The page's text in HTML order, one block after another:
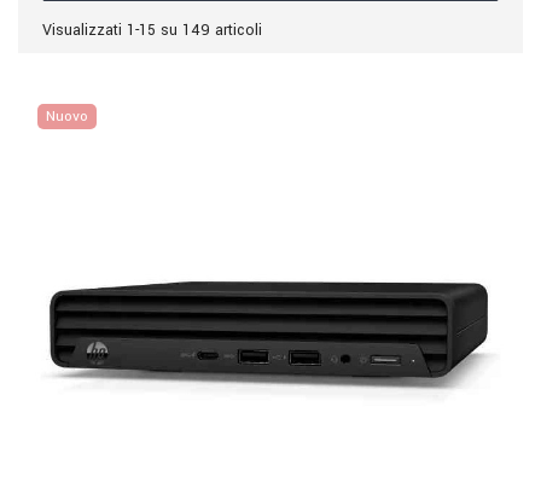
Visualizzati 1-15 su 149 articoli
Nuovo